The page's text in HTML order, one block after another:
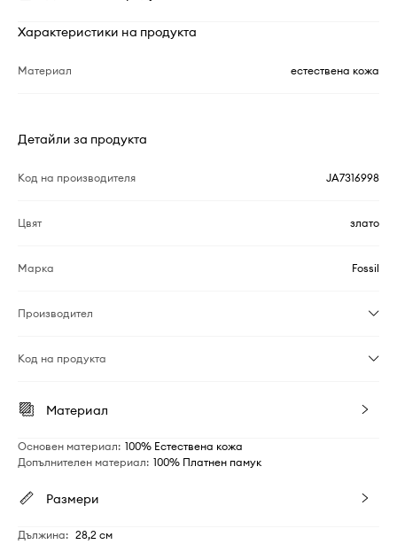
Характеристики на продукта
Материал естествена кожа
Детайли за продукта
Код на производителя JA7316998
Цвят злато
Марка Fossil
Производител
Код на продукта
Материал
Основен материал: 100% Естествена кожа
Допълнителен материал: 100% Платнен памук
Размери
Дължина: 28,2 см